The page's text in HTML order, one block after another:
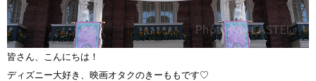
皆さん、こんにちは！
ディズニー大好き、映画オタクのきーももです♡